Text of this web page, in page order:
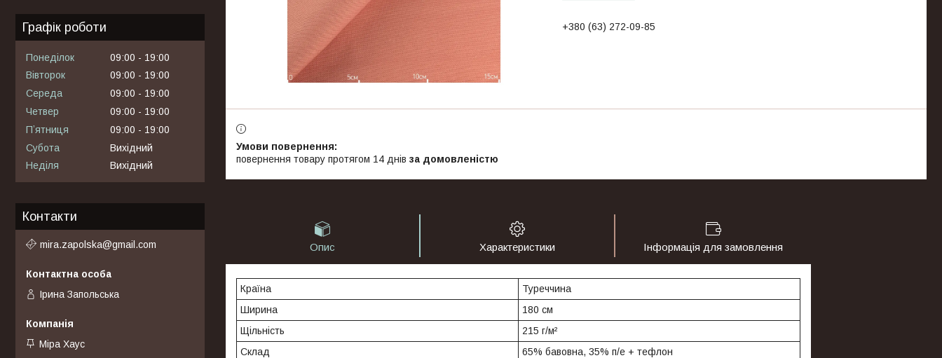
+380 (63) 272-09-85
повернення товару протягом 14 днів за домовленістю
Опис Характеристики Інформація для замовлення
Країна
Туреччина
Ширина
180 см
Щільність
215 г/м²
Склад
65% бавовна, 35% п/е + тефлон
Графік роботи
Понеділок 09:00
19:00
Вівторок
09:00
19:00
Середа
09:00
19:00
Четвер
09:00
19:00
Пʼятниця
09:00
19:00
Субота
Вихідний
Неділя
Вихідний
Контакти
mira.zapolska@gmail.com
Ірина Запольська
Міра Хаус